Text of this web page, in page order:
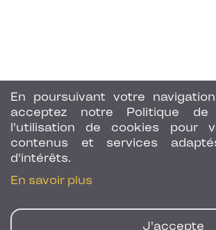
En poursuivant votre
acceptez notre Politique
l'utilisation de cookies pour
contenus et services
d'intérêts.
En savoir plus
J'accepte